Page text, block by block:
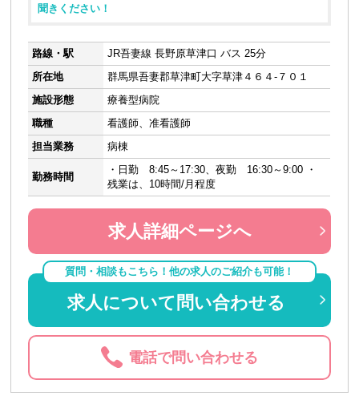
聞きください！
路線・駅
JR吾妻線 長野原草津口 バス 25分
所在地
群馬県吾妻郡草津町大字草津４６４-７０１
施設形態
療養型病院
職種
看護師、准看護師
担当業務
病棟
勤務時間
・日勤 8:45～17:30、夜勤 16:30～9:00 ・
残業は、10時間/月程度
求人詳細ページへ
質問・相談もこちら！他の求人のご紹介も可能！
求人について問い合わせる
電話で問い合わせる